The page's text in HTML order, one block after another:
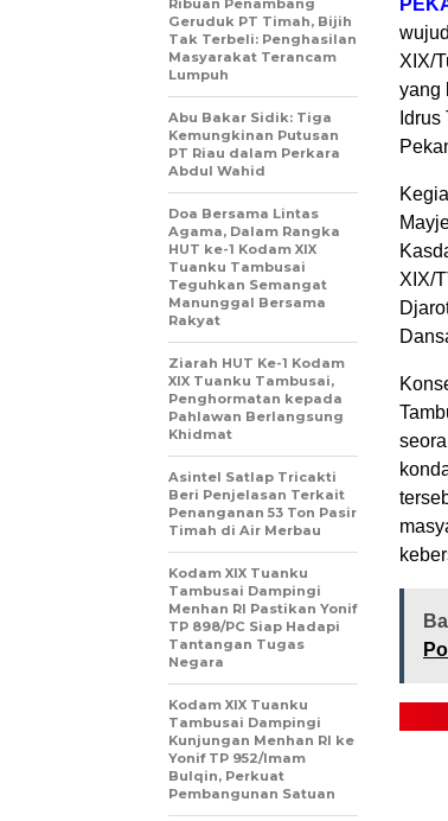
XIX/
yang
XIX/
Ribuan Penambang
Geruduk PT Timah, Bijih
Tak Terbeli: Penghasilan
Masyarakat Terancam
Lumpuh
Abu Bakar Sidik: Tiga
Kemungkinan Putusan
PT Riau dalam Perkara
Abdul Wahid
Doa Bersama Lintas
Agama, Dalam Rangka
HUT ke-1 Kodam XIX
Tuanku Tambusai
Teguhkan Semangat
Manunggal Bersama
Rakyat
Ziarah HUT Ke-1 Kodam
XIX Tuanku Tambusai,
Penghormatan kepada
Pahlawan Berlangsung
Khidmat
Asintel Satlap Tricakti
Beri Penjelasan Terkait
Penanganan 53 Ton Pasir
Timah di Air Merbau
Kodam XIX Tuanku
Tambusai Dampingi
Menhan RI Pastikan Yonif
TP 898/PC Siap Hadapi
Tantangan Tugas
Negara
Kodam XIX Tuanku
Tambusai Dampingi
Kunjungan Menhan RI ke
Yonif TP 952/Imam
Bulqin, Perkuat
Pembangunan Satuan